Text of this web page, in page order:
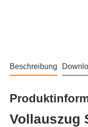
Beschreibung
Vollauszug